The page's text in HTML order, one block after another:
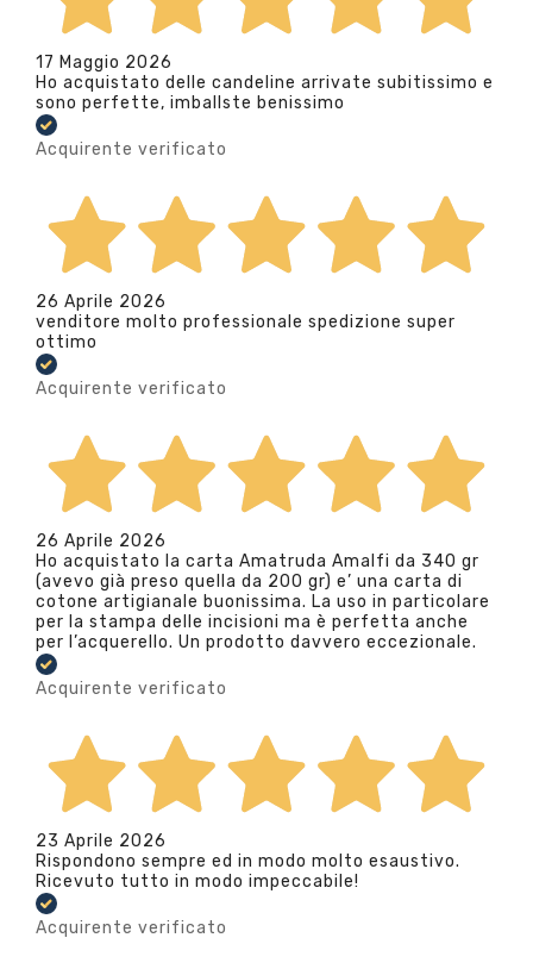
17 Maggio 2026
Ho acquistato delle candeline arrivate subitissimo e
sono perfette, imballste benissimo
Acquirente verificato
26 Aprile 2026
venditore molto professionale spedizione super
ottimo
Acquirente verificato
26 Aprile 2026
Ho acquistato la carta Amatruda Amalfi da 340 gr
(avevo già preso quella da 200 gr) e’ una carta di
cotone artigianale buonissima. La uso in particolare
per la stampa delle incisioni ma è perfetta anche
per l’acquerello. Un prodotto davvero eccezionale.
Acquirente verificato
23 Aprile 2026
Rispondono sempre ed in modo molto esaustivo.
Ricevuto tutto in modo impeccabile!
Acquirente verificato